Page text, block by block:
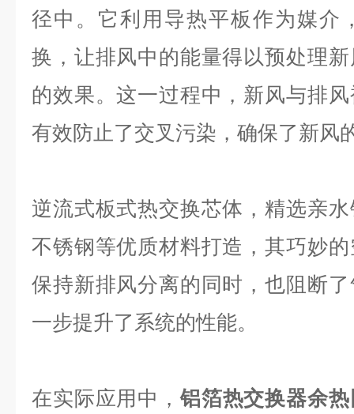
径中。它利用导热平板作为媒介
换，让排风中的能量得以预处理
的效果。这一过程中，新风与排
有效防止了交叉污染，确保了新风
逆流式板式热交换芯体，精选亲
不锈钢等优质材料打造，其巧妙
保持新排风分离的同时，也阻断
一步提升了系统的性能。
在实际应用中，铝箔热交换器余